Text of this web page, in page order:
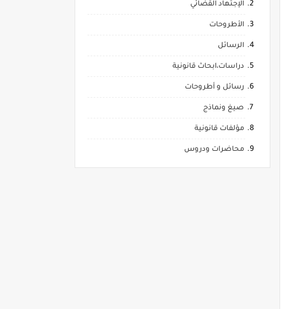
الإجتهاد القضائي
الأطروحات
الرسائل
دراسات،ابحاث قانونية
رسائل و أطروحات
صيغ ونماذج
مؤلفات قانونية
محاضرات ودروس